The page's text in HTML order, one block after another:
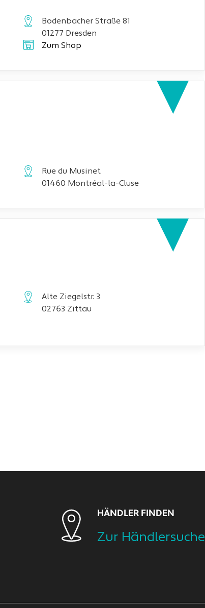
Bodenbacher Straße 81
01277 Dresden
Zum Shop
Rue du Musinet
01460 Montréal-la-Cluse
Alte Ziegelstr. 3
02763 Zittau
HÄNDLER FINDEN
Zur Händlersuche